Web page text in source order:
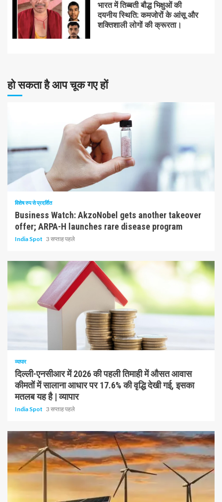
भारत में तिब्बती बौद्ध भिक्षुओं की
दयनीय स्थिति: कमजोरों के आंसू और
शक्तिशाली लोगों की क्रूरता।
हो सकता है आप चूक गए हों
10 न्यूनतम पढ़ा
विशेष रुप से प्रदर्शित
Business Watch: AkzoNobel gets another takeover
offer; ARPA-H launches rare disease program
India Spot 3 सप्ताह पहले
व्यापार
दिल्ली-एनसीआर में 2026 की पहली तिमाही में औसत आवास
कीमतों में सालाना आधार पर 17.6% की वृद्धि देखी गई, इसका
मतलब यह है | व्यापार
India Spot 3 सप्ताह पहले